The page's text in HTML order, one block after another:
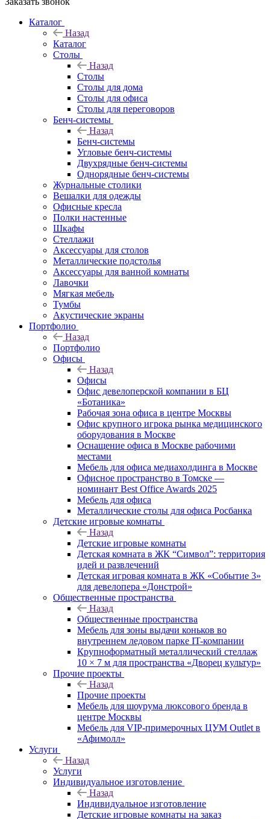
Каталог
Назад
Каталог
Столы
Назад
Столы
Столы для дома
Столы для офиса
Столы для переговоров
Бенч-системы
Назад
Бенч-системы
Угловые бенч-системы
Двухрядные бенч-системы
Однорядные бенч-системы
Журнальные столики
Вешалки для одежды
Офисные кресла
Полки настенные
Шкафы
Стеллажи
Аксессуары для столов
Металлические подстолья
Аксессуары для ванной комнаты
Лавочки
Мягкая мебель
Тумбы
Акустические экраны
Портфолио
Назад
Портфолио
Офисы
Назад
Офисы
Офис девелоперской компании в БЦ
«Ботаника»
Рабочая зона офиса в центре Москвы
Офис крупного игрока рынка медицинского
оборудования в Москве
Оснащение офиса в Москве рабочими
местами
Мебель для офиса медиахолдинга в Москве
Офисное пространство в Томске —
номинант Best Office Awards 2025
Мебель для офиса
Металлические столы для офиса Росбанка
Детские игровые комнаты
Назад
Детские игровые комнаты
Детская комната в ЖК “Символ”: территория
идей и развлечений
Детская игровая комната в ЖК «Событие 3»
для девелопера «Донстрой»
Общественные пространства
Назад
Общественные пространства
Мебель для зоны выдачи коньков во
внутреннем ледовом парке IT-компании
Крупноформатный металлический стеллаж
10 × 7 м для пространства «Дворец культур»
Прочие проекты
Назад
Прочие проекты
Мебель для шоурума люксового бренда в
центре Москвы
Мебель для VIP-примерочных ЦУМ Outlet в
«Афимолл»
Услуги
Назад
Услуги
Индивидуальное изготовление
Назад
Индивидуальное изготовление
Детские игровые комнаты на заказ